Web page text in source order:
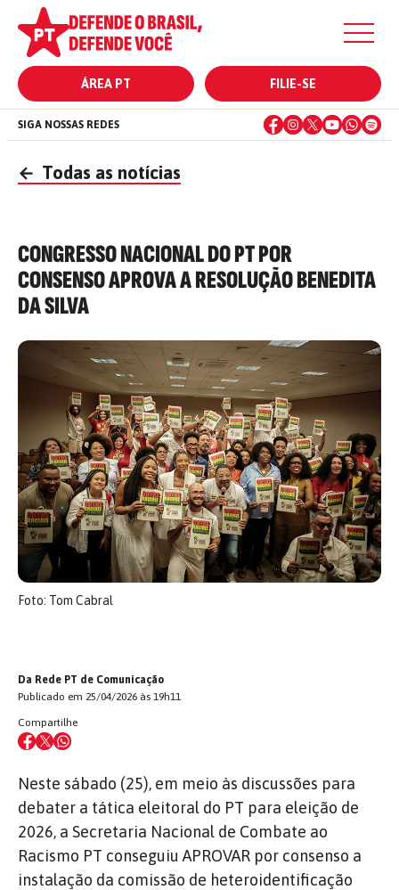
ÁREA PT FILIE-SE
SIGA NOSSAS REDES
← Todas as notícias
CONGRESSO NACIONAL DO PT POR
CONSENSO APROVA A RESOLUÇÃO BENEDITA
DA SILVA
Foto: Tom Cabral
Da Rede PT de Comunicação
Publicado em 25/04/2026 às 19h11
Compartilhe
Neste sábado (25), em meio às discussões para
debater a tática eleitoral do PT para eleição de
2026, a Secretaria Nacional de Combate ao
Racismo PT conseguiu APROVAR por consenso a
instalação da comissão de heteroidentificação